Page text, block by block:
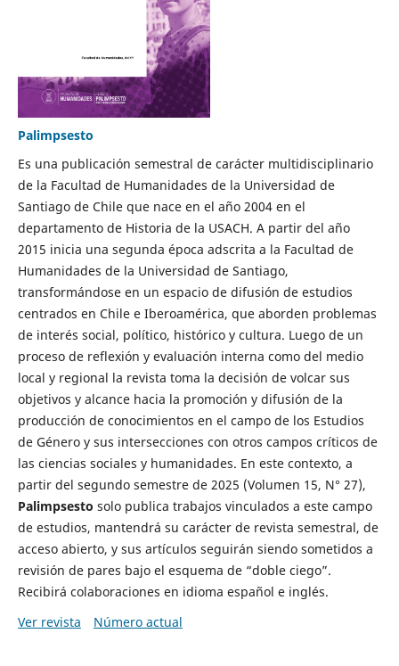
Palimpsesto
Es una publicación semestral de carácter multidisciplinario
de la Facultad de Humanidades de la Universidad de
Santiago de Chile que nace en el año 2004 en el
departamento de Historia de la USACH. A partir del año
2015 inicia una segunda época adscrita a la Facultad de
Humanidades de la Universidad de Santiago,
transformándose en un espacio de difusión de estudios
centrados en Chile e Iberoamérica, que aborden problemas
de interés social, político, histórico y cultura. Luego de un
proceso de reflexión y evaluación interna como del medio
local y regional la revista toma la decisión de volcar sus
objetivos y alcance hacia la promoción y difusión de la
producción de conocimientos en el campo de los Estudios
de Género y sus intersecciones con otros campos críticos de
las ciencias sociales y humanidades. En este contexto, a
partir del segundo semestre de 2025 (Volumen 15, N° 27),
Palimpsesto solo publica trabajos vinculados a este campo
de estudios, mantendrá su carácter de revista semestral, de
acceso abierto, y sus artículos seguirán siendo sometidos a
revisión de pares bajo el esquema de “doble ciego”.
Recibirá colaboraciones en idioma español e inglés.
Ver revista
Número actual